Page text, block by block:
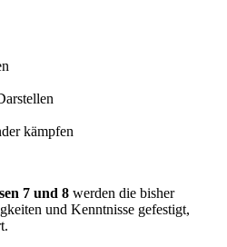
kämpfen
7 und 8 werden die bisher
und Kenntnisse gefestigt,